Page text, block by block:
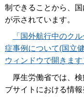
制できることから、
が示されています。
「国外航行中のク
症事例について(国立
ウィンドウで開きます
厚生労働省では、検
ブサイトにおける情